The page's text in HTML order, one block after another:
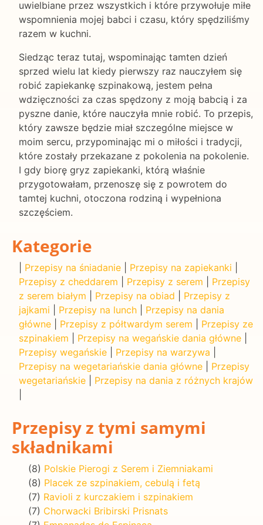
uwielbiane przez wszystkich i które przywołuje miłe
wspomnienia mojej babci i czasu, który spędziliśmy
razem w kuchni.
Siedząc teraz tutaj, wspominając tamten dzień
sprzed wielu lat kiedy pierwszy raz nauczyłem się
robić zapiekankę szpinakową, jestem pełna
wdzięczności za czas spędzony z moją babcią i za
pyszne danie, które nauczyła mnie robić. To przepis,
który zawsze będzie miał szczególne miejsce w
moim sercu, przypominając mi o miłości i tradycji,
które zostały przekazane z pokolenia na pokolenie.
I gdy biorę gryz zapiekanki, którą właśnie
przygotowałam, przenoszę się z powrotem do
tamtej kuchni, otoczona rodziną i wypełniona
szczęściem.
Kategorie
Przepisy na śniadanie Przepisy na zapiekanki
Przepisy z cheddarem
Przepisy z serem
Przepisy
z serem białym
Przepisy na obiad
Przepisy z
jajkami
Przepisy na lunch
Przepisy na dania
główne
Przepisy z półtwardym serem
Przepisy ze
szpinakiem
Przepisy na wegańskie dania główne
Przepisy wegańskie
Przepisy na warzywa
Przepisy na wegetariańskie dania główne
Przepisy
wegetariańskie
Przepisy na dania z różnych krajów
Przepisy z tymi samymi
składnikami
(8) Polskie Pierogi z Serem i Ziemniakami
(8) Placek ze szpinakiem, cebulą i fetą
(7) Ravioli z kurczakiem i szpinakiem
(7) Chorwacki Bribirski Prisnats